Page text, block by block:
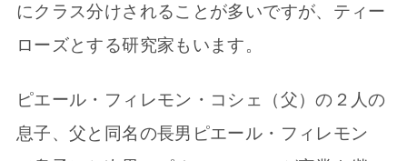
にクラス分けされることが多いですが、ティー
ローズとする研究家もいます。
ピエール・フィレモン・コシェ（父）の２人の
息子、父と同名の長男ピエール・フィレモン